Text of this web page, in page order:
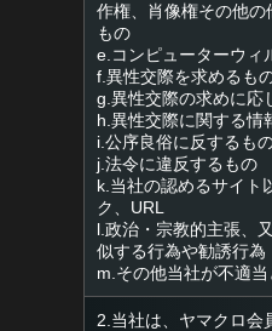
作権、肖像権その他の
もの
e.コンピューターウィ
f.異性交際を求めるも
g.異性交際の求めに応
h.異性交際に関する情
i.公序良俗に反するも
j.法令に違反するもの
k.当社の認めるサイト
ク、URL
l.政治・宗教的主張、
似する行為や勧誘行為
m.その他当社が不適
2.当社は、ヤマクロ会